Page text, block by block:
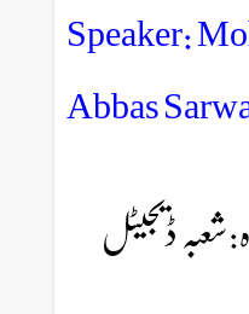
Speaker:
Abbas
ڈیجیٹل